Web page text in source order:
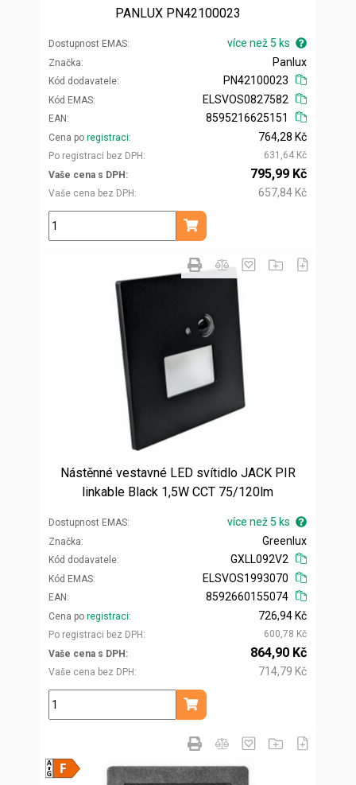
PANLUX PN42100023
Dostupnost EMAS více než 5 ks
Značka
Kód dodavatele
Panlux
PN42100023
Kód EMAS
EAN
ELSVOS0827582
8595216625151
Cena po registraci
Po registraci bez DPH
764,28 Kč
631,64 Kč
Vaše cena s DPH
Vaše cena bez DPH
795,99 Kč
657,84 Kč
ks
Přidat do košíku
Nástěnné vestavné LED svítidlo JACK PIR
linkable Black 1,5W CCT 75/120lm
Dostupnost EMAS více než 5 ks
Značka
Kód dodavatele
Greenlux
GXLL092V2
Kód EMAS
EAN
ELSVOS1993070
8592660155074
Cena po registraci
Po registraci bez DPH
726,94 Kč
600,78 Kč
Vaše cena s DPH
Vaše cena bez DPH
864,90 Kč
714,79 Kč
ks
Přidat do košíku